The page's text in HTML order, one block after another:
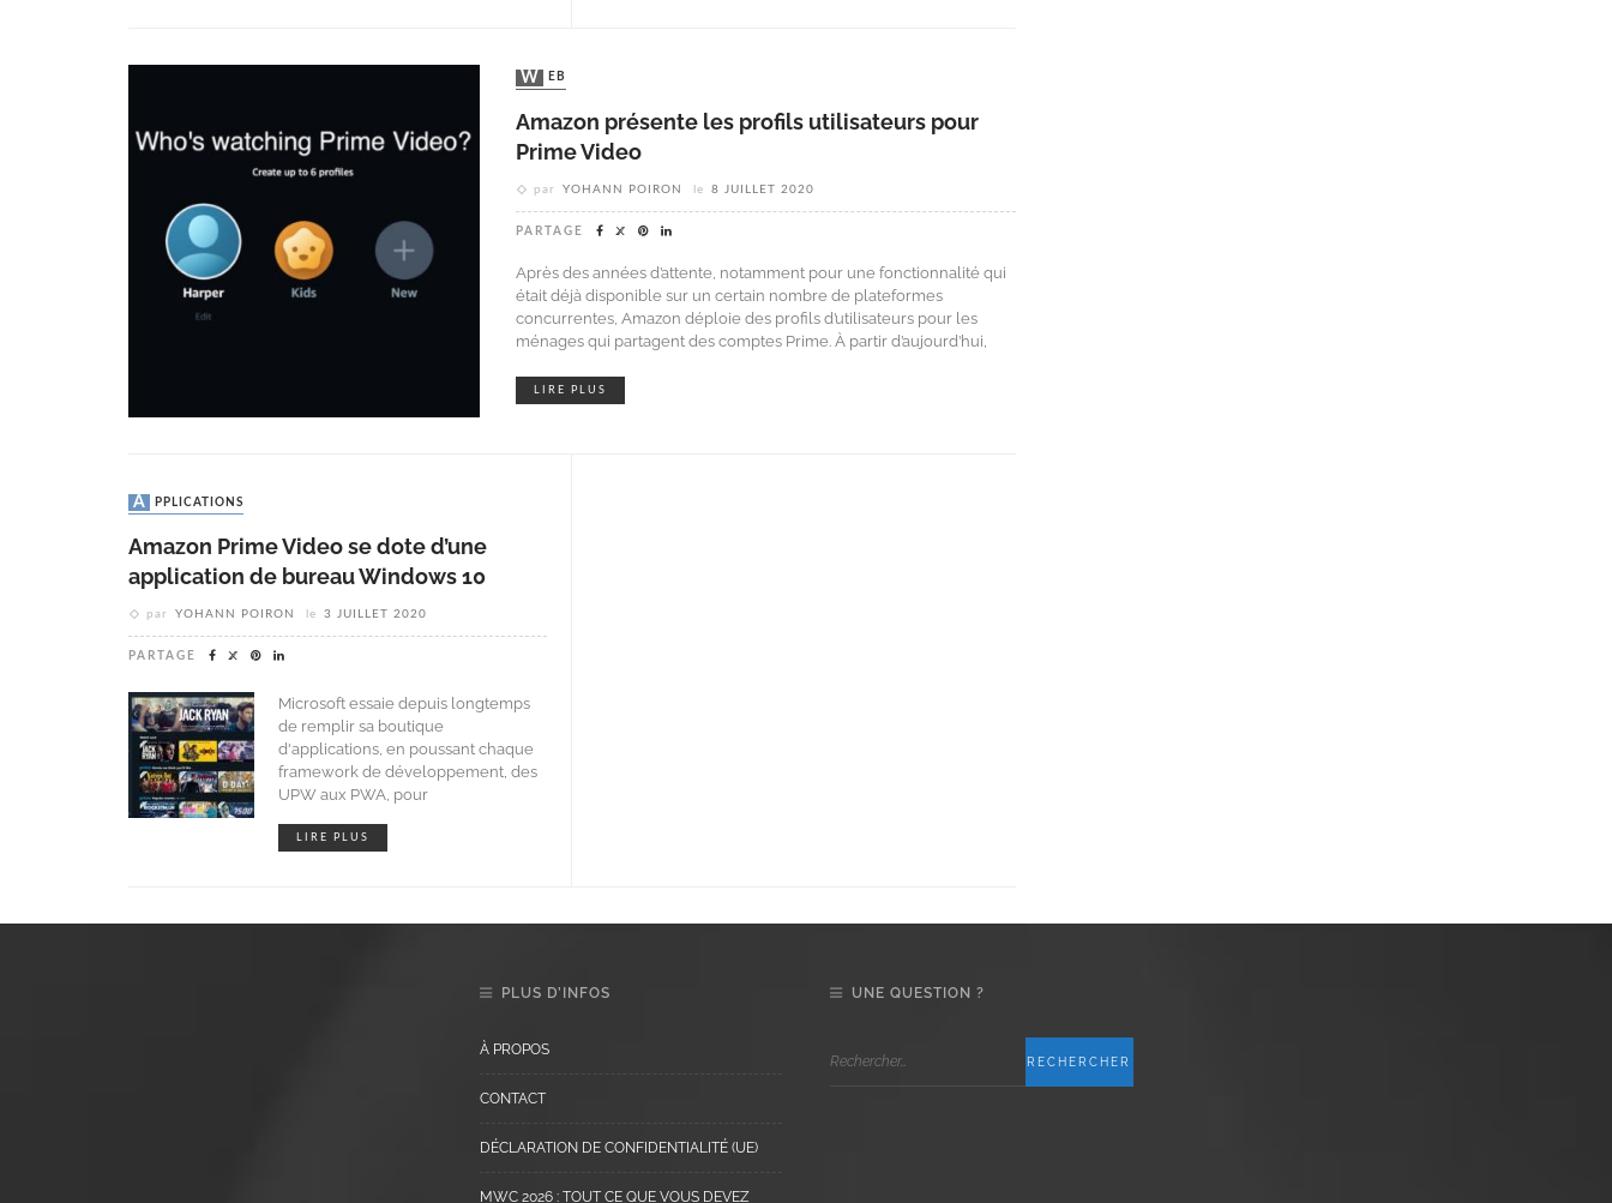
WEB
Amazon présente les profils utilisateurs pour
Prime Video
par YOHANN POIRON le 8 JUILLET 2020
PARTAGE
Après des années d’attente, notamment pour une fonctionnalité qui
était déjà disponible sur un certain nombre de plateformes
concurrentes, Amazon déploie des profils d’utilisateurs pour les
ménages qui partagent des comptes Prime. À partir d’aujourd’hui,
LIRE PLUS
APPLICATIONS
Amazon Prime Video se dote d’une
application de bureau Windows 10
par YOHANN POIRON le 3 JUILLET 2020
PARTAGE
Microsoft essaie depuis longtemps
de remplir sa boutique
d'applications, en poussant chaque
framework de développement, des
UPW aux PWA, pour
LIRE PLUS
PLUS D’INFOS
À PROPOS
CONTACT
DÉCLARATION DE CONFIDENTIALITÉ (UE)
MWC 2026 : TOUT CE QUE VOUS DEVEZ
UNE QUESTION ?